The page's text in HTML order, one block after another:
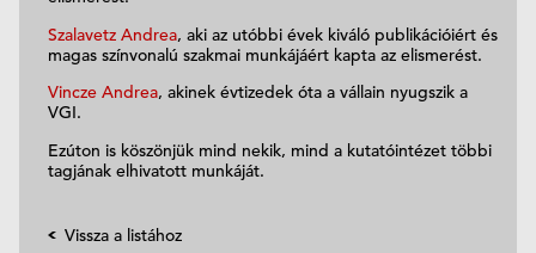
Szalavetz Andrea, aki az utóbbi évek kiváló publikációiért és
magas színvonalú szakmai munkájáért kapta az elismerést.
Vincze Andrea, akinek évtizedek óta a vállain nyugszik a
VGI.
Ezúton is köszönjük mind nekik, mind a kutatóintézet többi
tagjának elhivatott munkáját.
Vissza a listához